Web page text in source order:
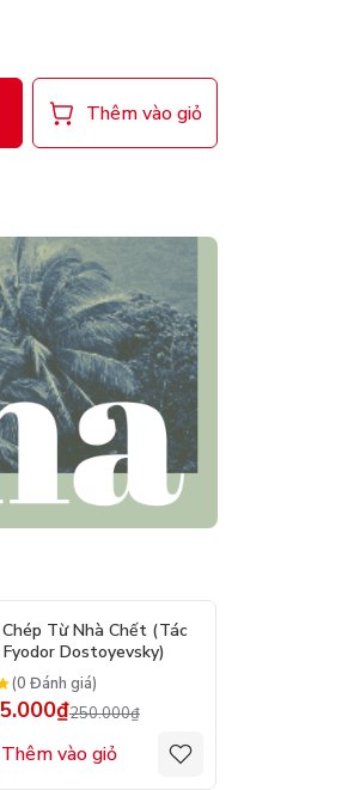
Thêm vào giỏ
- 10%
Từ Nhà Chết (Tác
Fyodor Dostoyevsky)
(0 Đánh giá)
250.000₫
Thêm vào giỏ